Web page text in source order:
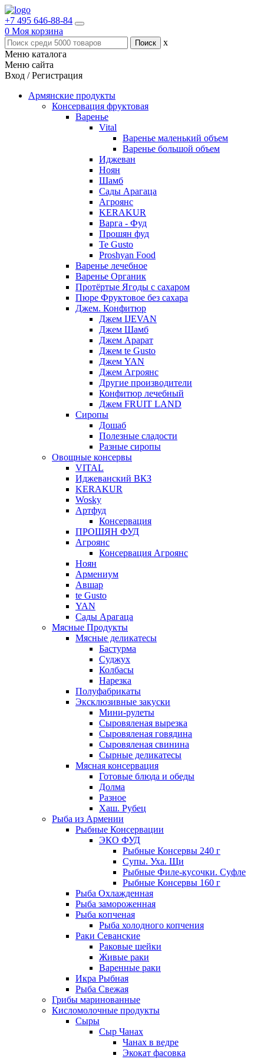
+7 495 646-88-84
0 Моя корзина
x
Меню каталога
Меню сайта
Вход / Регистрация
Армянские продукты
Консервация фруктовая
Варенье
Vital
Варенье маленький объем
Варенье большой объем
Иджеван
Ноян
Шамб
Сады Арагаца
Агроянс
KERAKUR
Варга - Фуд
Прошян фуд
Te Gusto
Proshyan Food
Варенье лечебное
Варенье Органик
Протёртые Ягоды с сахаром
Пюре Фруктовое без сахара
Джем. Конфитюр
Джем IJEVAN
Джем Шамб
Джем Арарат
Джем te Gusto
Джем YAN
Джем Агроянс
Другие производители
Конфитюр лечебный
Джем FRUIT LAND
Сиропы
Дошаб
Полезные сладости
Разные сиропы
Овощные консервы
VITAL
Иджеванский ВКЗ
KERAKUR
Wosky
Артфуд
Консервация
ПРОШЯН ФУД
Агроянс
Консервация Агроянс
Ноян
Армениум
Авшар
te Gusto
YAN
Сады Арагаца
Мясные Продукты
Мясные деликатесы
Бастурма
Суджух
Колбасы
Нарезка
Полуфабрикаты
Эксклюзивные закуски
Мини-рулеты
Сыровяленая вырезка
Сыровяленая говядина
Сыровяленая свинина
Сырные деликатесы
Мясная консервация
Готовые блюда и обеды
Долма
Разное
Хаш. Рубец
Рыба из Армении
Рыбные Консервации
ЭКО ФУД
Рыбные Консервы 240 г
Супы. Уха. Щи
Рыбные Филе-кусочки. Суфле
Рыбные Консервы 160 г
Рыба Охлажденная
Рыба замороженная
Рыба копченая
Рыба холодного копчения
Раки Севанские
Раковые шейки
Живые раки
Варенные раки
Икра Рыбная
Рыба Свежая
Грибы маринованные
Кисломолочные продукты
Сыры
Сыр Чанах
Чанах в ведре
Экокат фасовка